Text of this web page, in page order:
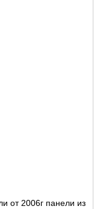
от 2006г панели из